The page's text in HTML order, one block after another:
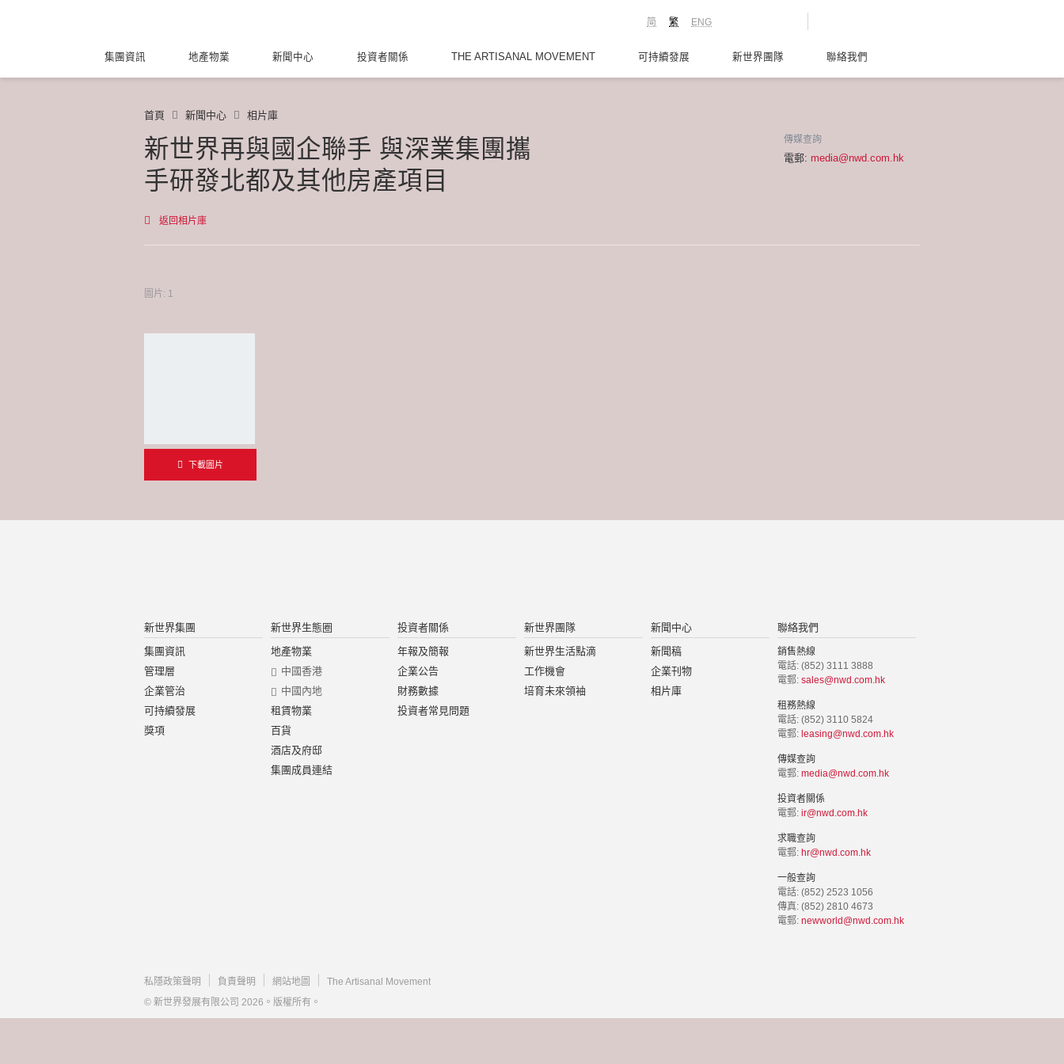
ENG
繁
简
集團資訊 地產物業 新聞中心 投資者關係 THE ARTISANAL MOVEMENT 可持續發展 新世界團隊 聯絡我們
首頁 新聞中心 相片庫
新世界再與國企聯手 與深業集團攜
手研發北都及其他房產項目
傳媒查詢
電郵: media@nwd.com.hk
返回相片庫
圖片: 1
下載圖片
新世界集團
集團資訊
管理層
企業管治
可持續發展
獎項
新世界生態圈
地產物業
中國香港
中國內地
租賃物業
百貨
酒店及府邸
集團成員連結
投資者關係
年報及簡報
企業公告
財務數據
投資者常見問題
新世界團隊
新世界生活點滴
工作機會
培育未來領袖
新聞中心
新聞稿
企業刊物
相片庫
聯絡我們
銷售熱線
電話: (852) 3111 3888
電郵: sales@nwd.com.hk
租務熱線
電話: (852) 3110 5824
電郵: leasing@nwd.com.hk
傳媒查詢
電郵: media@nwd.com.hk
投資者關係
電郵: ir@nwd.com.hk
求職查詢
電郵: hr@nwd.com.hk
一般查詢
電話: (852) 2523 1056
傳真: (852) 2810 4673
電郵: newworld@nwd.com.hk
私隱政策聲明 負責聲明 網站地圖
The Artisanal Movement
© 新世界發展有限公司 2026。版權所有。